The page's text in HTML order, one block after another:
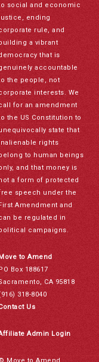
social and economic
ending
rule, and
a vibrant
that is
accountable
the people, not
interests. We
for an amendment
the US Constitution to
state that
rights
to human beings
and that money is
a form of protected
speech under the
Amendment and
be regulated in
campaigns.
to Amend
Box 188617
CA 95818
318-8040
Us
Admin Login
Move to Amend